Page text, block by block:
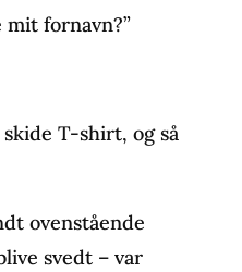
fornavn?”
T-shirt, og så
ovenstående
svedt – var